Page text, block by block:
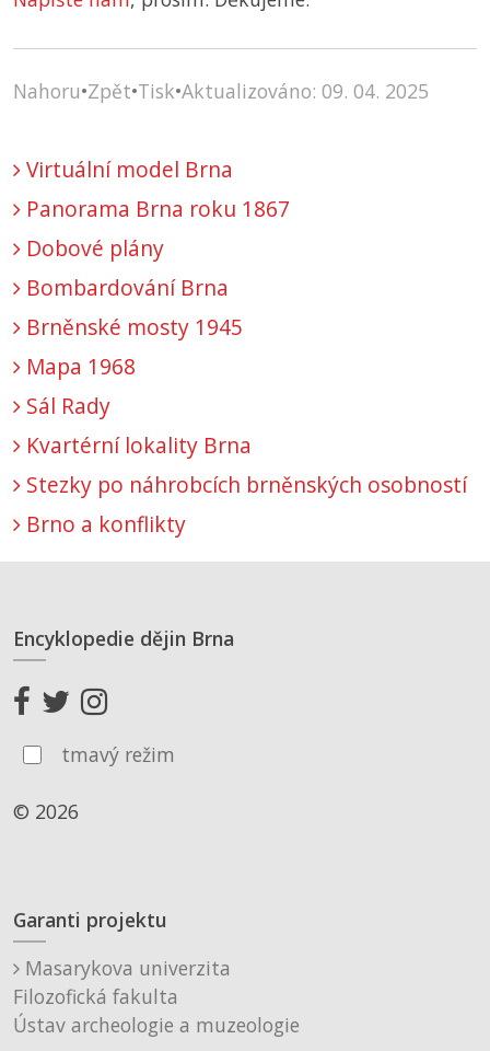
Nahoru•Zpět•Tisk•Aktualizováno: 09. 04. 2025
Virtuální model Brna
Panorama Brna roku 1867
Dobové plány
Bombardování Brna
Brněnské mosty 1945
Mapa 1968
Sál Rady
Kvartérní lokality Brna
Stezky po náhrobcích brněnských osobností
Brno a konflikty
Encyklopedie dějin Brna
tmavý režim
© 2026
Garanti projektu
Masarykova univerzita
Filozofická fakulta
Ústav archeologie a muzeologie